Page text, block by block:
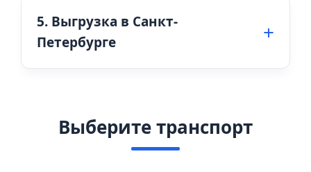
5. Выгрузка в Санкт-
Петербурге
Выберите транспорт